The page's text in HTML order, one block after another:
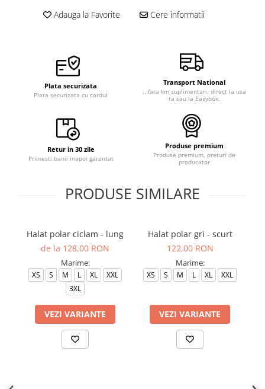
Adauga la Favorite Cere informatii
Plata securizata
Plata securizata cu cardul
Transport National
...fara km suplimentari, direct la usa
ta sau la Easybox.
Retur in 30 zile
Primesti banii inapoi garantat
Produse premium
Produse premium, preturi de
producator
PRODUSE SIMILARE
Halat polar ciclam - lung
de la 128,00 RON
Marime:
XS S M L XL
XXL
3XL
VEZI VARIANTE
Halat polar gri - scurt
122,00 RON
Marime:
XS S M L XL XXL
VEZI VARIANTE